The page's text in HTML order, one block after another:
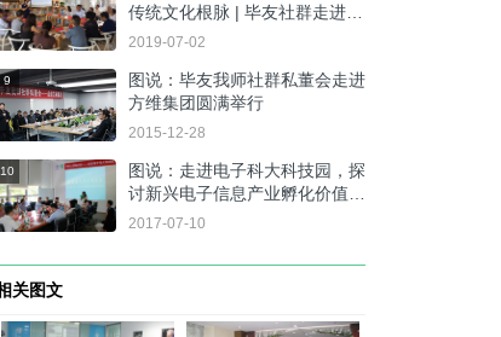
传统文化根脉 | 毕友社群走进散
花书院
2019-07-02
9
图说：毕友我师社群私董会走进
方维集团圆满举行
2015-12-28
10
图说：走进电子科大科技园，探
讨新兴电子信息产业孵化价值链
创新模式
2017-07-10
关图文